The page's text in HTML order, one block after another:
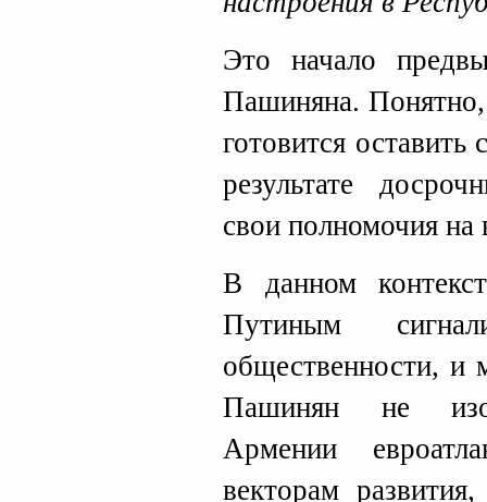
Это начало
Пашиняна.
готовится
результате
свои полномочия на
В данном
Путиным
общественности, и
Пашинян не
Армении
векторам